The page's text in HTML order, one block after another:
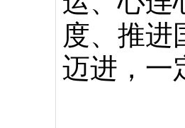
度、推进
迈进，一